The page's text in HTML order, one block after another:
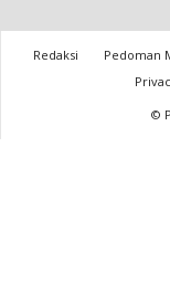
Redaksi Pedoman
©